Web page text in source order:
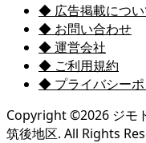
◆ 広告掲載につい
◆ お問い合わせ
◆ 運営会社
◆ ご利用規約
◆ プライバシー
Copyright ©2026 ジモ
筑後地区. All Rights